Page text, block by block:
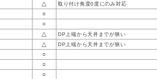
△
取り付け角度0度にのみ対応
○
○
△
DP上端から天井までが狭い
△
DP上端から天井までが狭い
○
○
○